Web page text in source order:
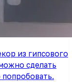
из гипсового
сделать